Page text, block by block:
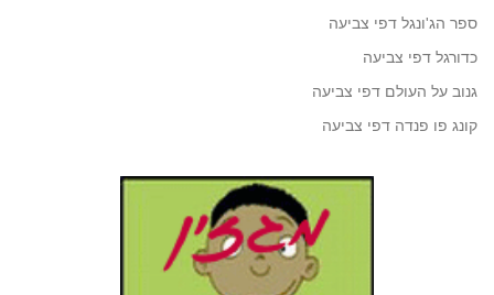
ספר הג'ונגל דפי צביעה
כדורגל דפי צביעה
גנוב על העולם דפי צביעה
קונג פו פנדה דפי צביעה